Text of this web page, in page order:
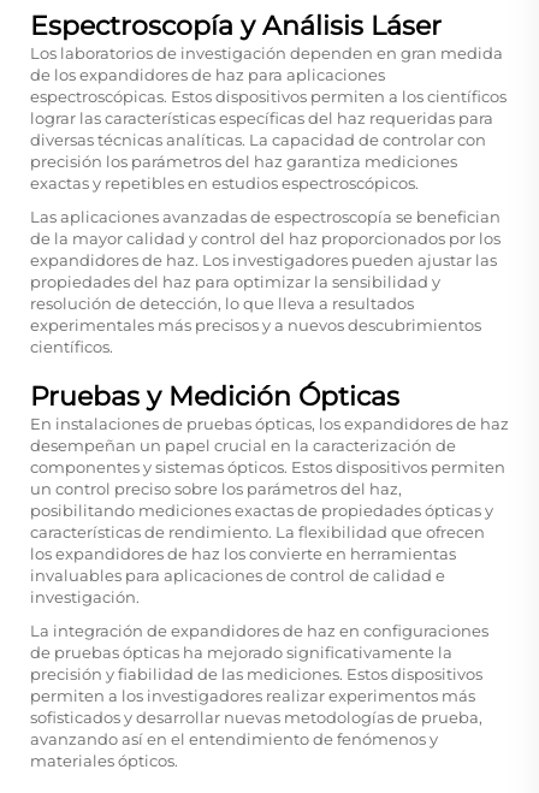
Espectroscopía y Análisis Láser
Los laboratorios de investigación dependen en gran medida
de los expandidores de haz para aplicaciones
espectroscópicas. Estos dispositivos permiten a los científicos
lograr las características específicas del haz requeridas para
diversas técnicas analíticas. La capacidad de controlar con
precisión los parámetros del haz garantiza mediciones
exactas y repetibles en estudios espectroscópicos.
Las aplicaciones avanzadas de espectroscopía se benefician
de la mayor calidad y control del haz proporcionados por los
expandidores de haz. Los investigadores pueden ajustar las
propiedades del haz para optimizar la sensibilidad y
resolución de detección, lo que lleva a resultados
experimentales más precisos y a nuevos descubrimientos
científicos.
Pruebas y Medición Ópticas
En instalaciones de pruebas ópticas, los expandidores de haz
desempeñan un papel crucial en la caracterización de
componentes y sistemas ópticos. Estos dispositivos permiten
un control preciso sobre los parámetros del haz,
posibilitando mediciones exactas de propiedades ópticas y
características de rendimiento. La flexibilidad que ofrecen
los expandidores de haz los convierte en herramientas
invaluables para aplicaciones de control de calidad e
investigación.
La integración de expandidores de haz en configuraciones
de pruebas ópticas ha mejorado significativamente la
precisión y fiabilidad de las mediciones. Estos dispositivos
permiten a los investigadores realizar experimentos más
sofisticados y desarrollar nuevas metodologías de prueba,
avanzando así en el entendimiento de fenómenos y
materiales ópticos.